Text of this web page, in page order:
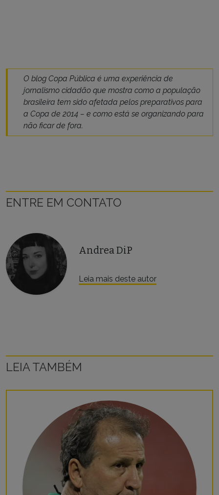
O blog Copa Pública é uma experiência de
jornalismo cidadão que mostra como a população
brasileira tem sido afetada pelos preparativos para
a Copa de 2014 – e como está se organizando para
não ficar de fora.
ENTRE EM CONTATO
Andrea DiP
Leia mais deste autor
LEIA TAMBÉM